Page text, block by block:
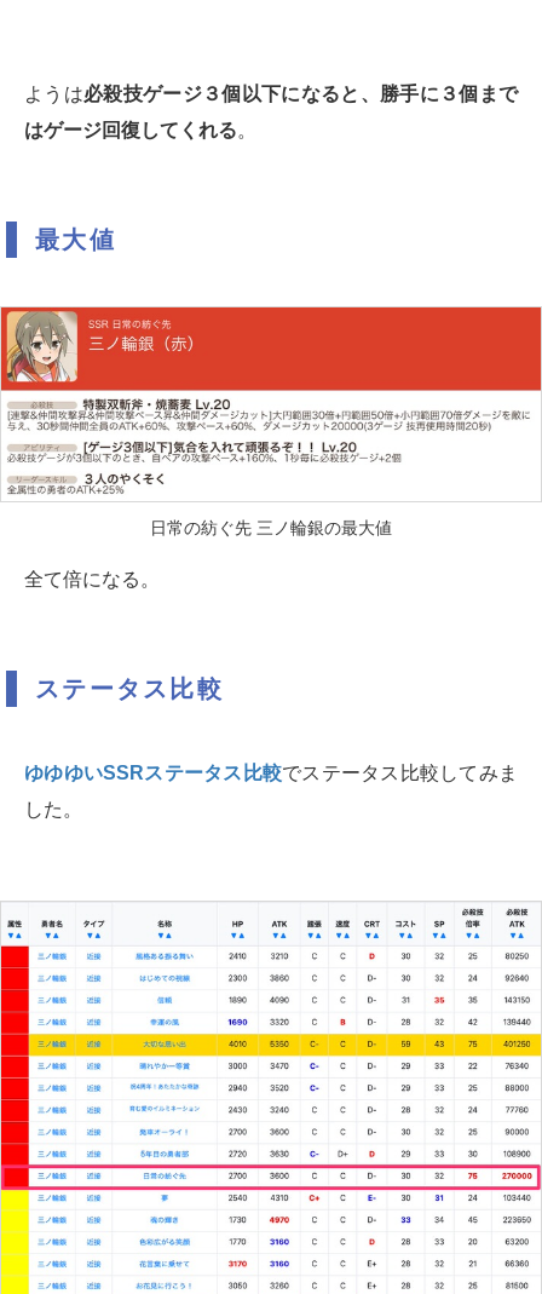
ようは必殺技ゲージ３個以下になると、勝手に３個まで
はゲージ回復してくれる。
最大値
日常の紡ぐ先 三ノ輪銀の最大値
全て倍になる。
ステータス比較
ゆゆゆいSSRステータス比較でステータス比較してみま
した。